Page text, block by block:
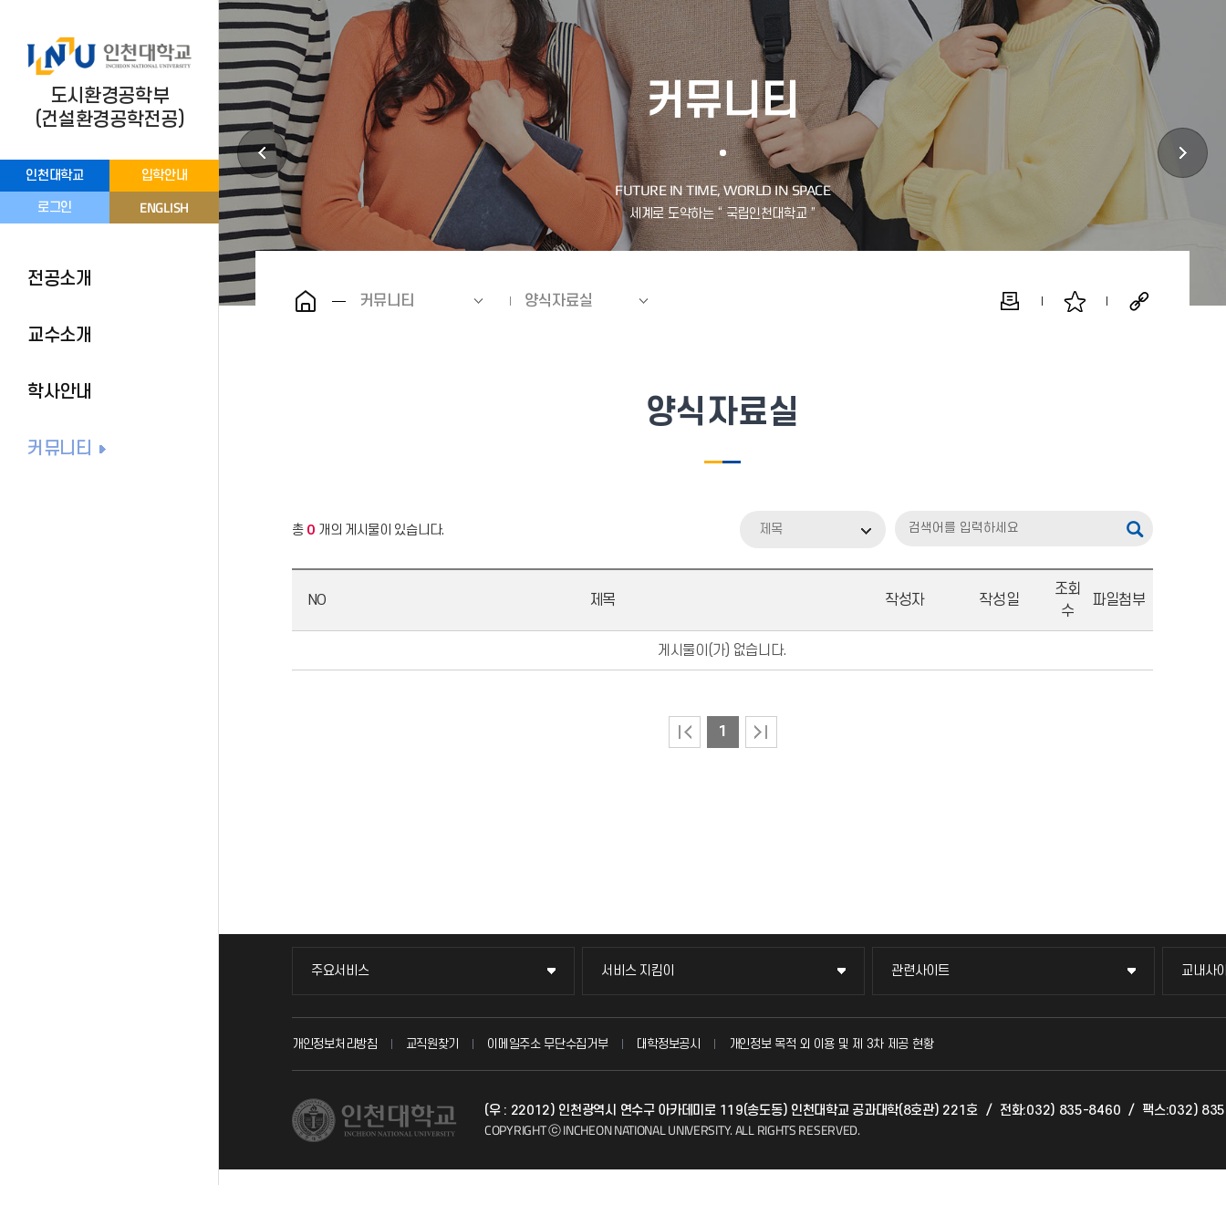
인천대학교 입학안내
로그인 ENGLISH
도시환경공학부
(건설환경공학전공)
전공소개
교수소개
학사안내
커뮤니티
커뮤니티
커뮤니티 양식자료실
양식자료실
총 0 개의 게시물이 있습니다. 제목
NO 제목 작성자 작성일
조회
수
파일첨부
게시물이(가) 없습니다.
1
주요서비스
주요서비스
교무회의방송
시설예약
서비스 지킴이
서비스 지킴이
묻고 답하기
자주 묻는 질문(FAQ)
관련사이트
관련사이트
국방헬프콜
산학협력단
교내사
교내사
교수회
국제교
개인정보처리방침 교직원찾기 이메일주소 무단수집거부 대학정보공시 개인정보 목적 외 이용 및 제 3차 제공 현황
(우 : 22012) 인천광역시 연수구 아카데미로 119(송도동) 인천대학교 공과대학(8호관) 221호 / 전화:032) 835-8460 / 팩스:032)
COPYRIGHT ⓒ INCHEON NATIONAL UNIVERSITY.ALL RIGHTS RESERVED.